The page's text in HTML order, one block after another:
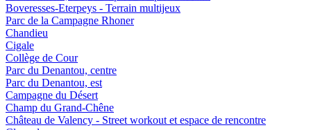
Boveresses-Eterpeys - Terrain multijeux
Parc de la Campagne Rhoner
Chandieu
Cigale
Collège de Cour
Parc du Denantou, centre
Parc du Denantou, est
Campagne du Désert
Champ du Grand-Chêne
Château de Valency - Street workout et espace de rencontre